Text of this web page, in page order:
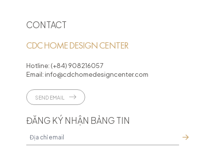
CONTACT
CDC HOME DESIGN CENTER
Hotline: (+84) 908216057
Email: info@cdchomedesigncenter.com
SEND EMAIL
ĐĂNG KÝ NHẬN BẢNG TIN